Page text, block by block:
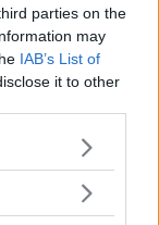
parties on the
may
IAB’s List of
it to other
more Google
may click to
zuccheri:
Anche la
contribuiscono
e anche